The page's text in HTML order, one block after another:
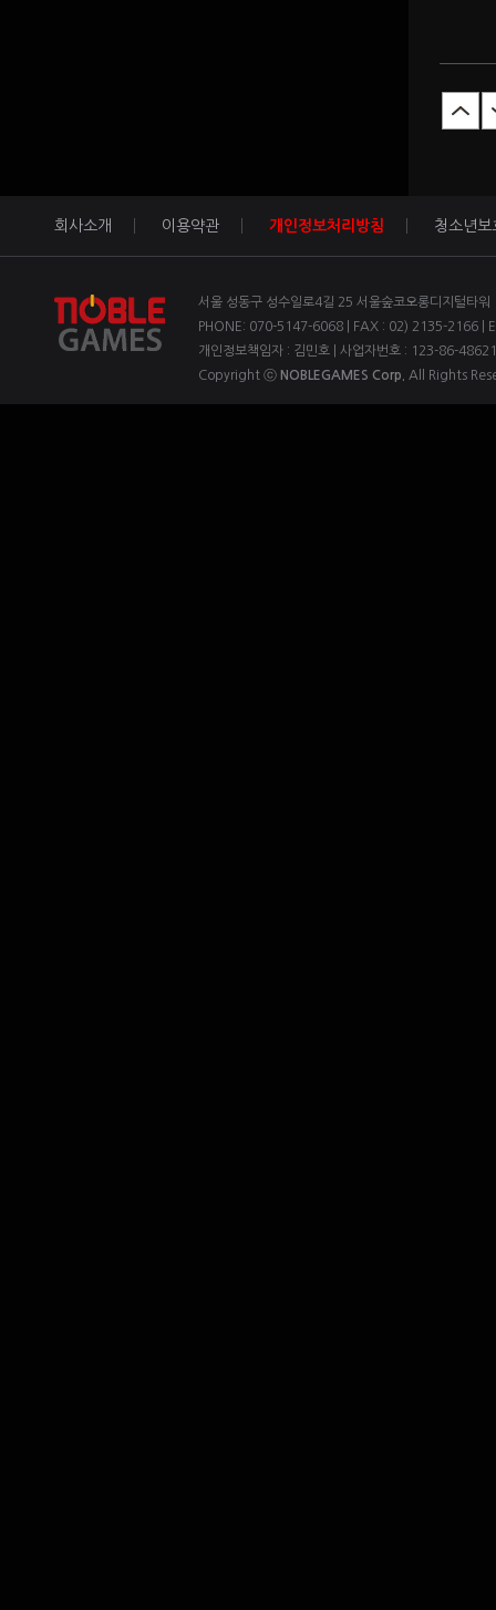
회사소개 이용약관 개인정보처리방침 청소년보
서울 성동구 성수일로4길 25 서울숲코오롱디지털타
PHONE: 070-5147-6068 | FAX : 02) 2135-2166 |
개인정보책임자 : 김민호 | 사업자번호 : 123-86-
Copyright ⓒ NOBLEGAMES Corp. All Rights